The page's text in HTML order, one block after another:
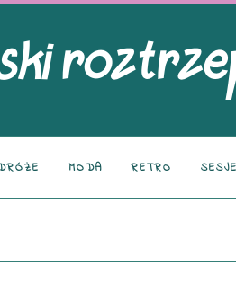
MODA RETRO SESJE